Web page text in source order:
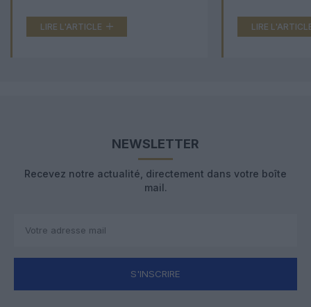
LIRE L'ARTICLE LIRE
NEWSLETTER
Recevez notre actualité, directement dans votre boîte
mail.
S'INSCRIRE